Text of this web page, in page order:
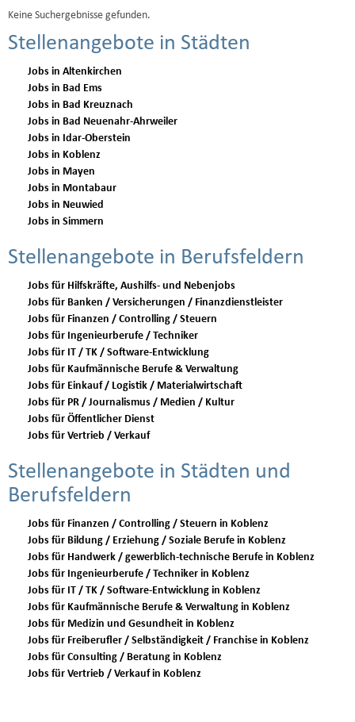
Keine Suchergebnisse gefunden.
Stellenangebote in Städten
Jobs in Altenkirchen
Jobs in Bad Ems
Jobs in Bad Kreuznach
Jobs in Bad Neuenahr-Ahrweiler
Jobs in Idar-Oberstein
Jobs in Koblenz
Jobs in Mayen
Jobs in Montabaur
Jobs in Neuwied
Jobs in Simmern
Stellenangebote in Berufsfeldern
Jobs für Hilfskräfte, Aushilfs- und Nebenjobs
Jobs für Banken / Versicherungen / Finanzdienstleister
Jobs für Finanzen / Controlling / Steuern
Jobs für Ingenieurberufe / Techniker
Jobs für IT / TK / Software-Entwicklung
Jobs für Kaufmännische Berufe & Verwaltung
Jobs für Einkauf / Logistik / Materialwirtschaft
Jobs für PR / Journalismus / Medien / Kultur
Jobs für Öffentlicher Dienst
Jobs für Vertrieb / Verkauf
Stellenangebote in Städten und
Berufsfeldern
Jobs für Finanzen / Controlling / Steuern in Koblenz
Jobs für Bildung / Erziehung / Soziale Berufe in Koblenz
Jobs für Handwerk / gewerblich-technische Berufe in Koblenz
Jobs für Ingenieurberufe / Techniker in Koblenz
Jobs für IT / TK / Software-Entwicklung in Koblenz
Jobs für Kaufmännische Berufe & Verwaltung in Koblenz
Jobs für Medizin und Gesundheit in Koblenz
Jobs für Freiberufler / Selbständigkeit / Franchise in Koblenz
Jobs für Consulting / Beratung in Koblenz
Jobs für Vertrieb / Verkauf in Koblenz